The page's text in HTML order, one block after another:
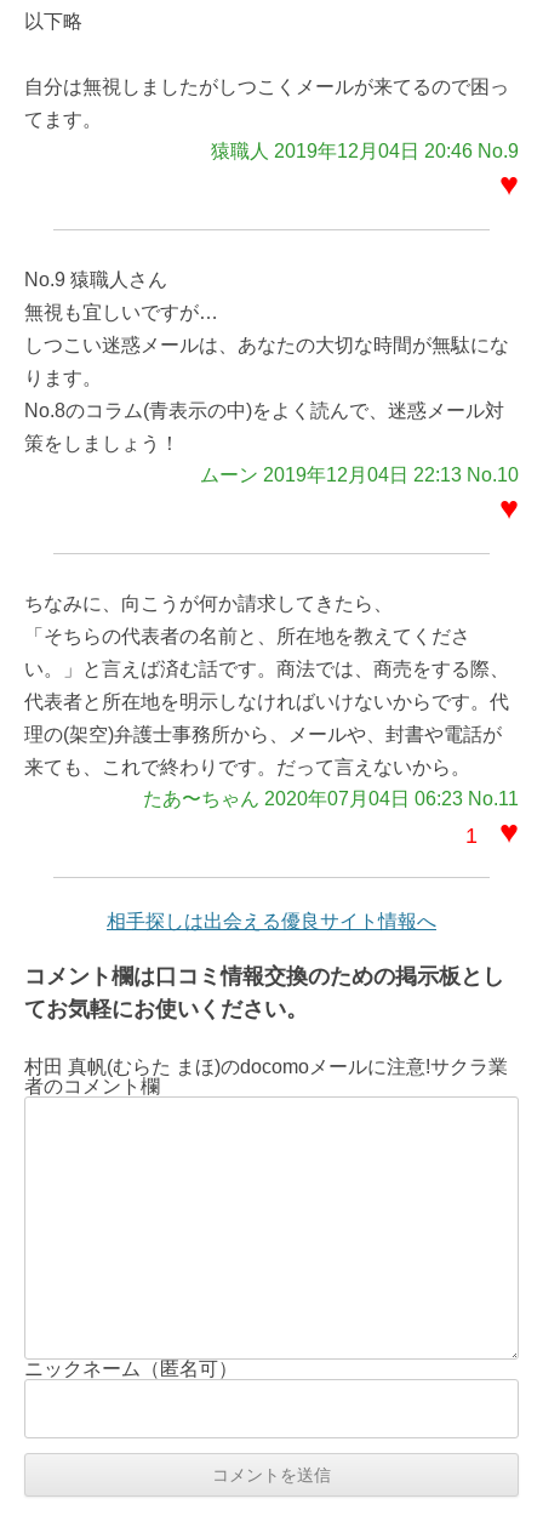
以下略
自分は無視しましたがしつこくメールが来てるので困っ
てます。
猿職人 2019年12月04日 20:46 No.9
♥
No.9 猿職人さん
無視も宜しいですが…
しつこい迷惑メールは、あなたの大切な時間が無駄にな
ります。
No.8のコラム(青表示の中)をよく読んで、迷惑メール対
策をしましょう！
ムーン 2019年12月04日 22:13 No.10
♥
ちなみに、向こうが何か請求してきたら、
「そちらの代表者の名前と、所在地を教えてくださ
い。」と言えば済む話です。商法では、商売をする際、
代表者と所在地を明示しなければいけないからです。代
理の(架空)弁護士事務所から、メールや、封書や電話が
来ても、これで終わりです。だって言えないから。
たあ〜ちゃん 2020年07月04日 06:23 No.11
1 ♥
相手探しは出会える優良サイト情報へ
コメント欄は口コミ情報交換のための掲示板とし
てお気軽にお使いください。
村田 真帆(むらた まほ)のdocomoメールに注意!サクラ業
者のコメント欄
ニックネーム（匿名可）